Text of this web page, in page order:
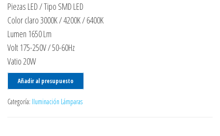
Piezas LED / Tipo SMD LED
Color claro 3000K / 4200K / 6400K
Lumen 1650 Lm
Volt 175-250V / 50-60Hz
Vatio 20W
Añadir al presupuesto
Categoría: Iluminación Lámparas